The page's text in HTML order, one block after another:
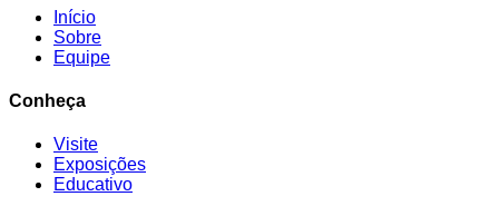
Início
Sobre
Equipe
Conheça
Visite
Exposições
Educativo